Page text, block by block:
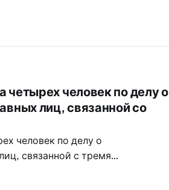
человек по делу о
лиц, связанной со
человек по делу о
связанной с тремя
школами в Чалонге и